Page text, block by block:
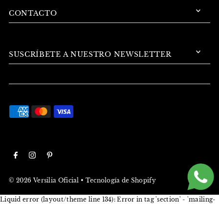
CONTACTO
SUSCRÍBETE A NUESTRO NEWSLETTER
© 2026 Versilia Oficial • Tecnología de Shopify
Liquid error (layout/theme line 134): Error in tag 'section' - 'mailing-